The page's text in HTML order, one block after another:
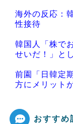
海外の反応：
性接待
韓国人「株で
せいだ！」と
前園「日韓定
方にメリット
おすすめ